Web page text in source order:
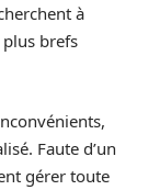
à
brefs
Faute d’un
gérer toute